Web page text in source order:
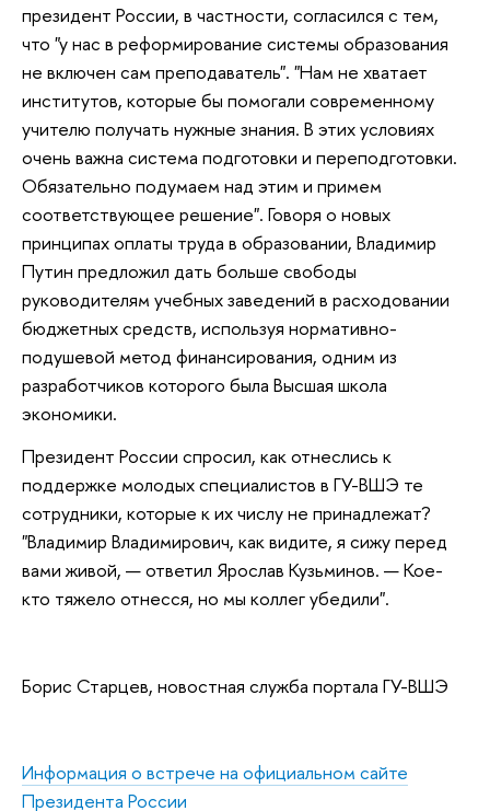
президент России, в частности, согласился с тем,
что "у нас в реформирование системы образования
не включен сам преподаватель". "Нам не хватает
институтов, которые бы помогали современному
учителю получать нужные знания. В этих условиях
очень важна система подготовки и переподготовки.
Обязательно подумаем над этим и примем
соответствующее решение". Говоря о новых
принципах оплаты труда в образовании, Владимир
Путин предложил дать больше свободы
руководителям учебных заведений в расходовании
бюджетных средств, используя нормативно-
подушевой метод финансирования, одним из
разработчиков которого была Высшая школа
экономики.
Президент России спросил, как отнеслись к
поддержке молодых специалистов в ГУ-ВШЭ те
сотрудники, которые к их числу не принадлежат?
"Владимир Владимирович, как видите, я сижу перед
вами живой, — ответил Ярослав Кузьминов. — Кое-
кто тяжело отнесся, но мы коллег убедили".
Борис Старцев, новостная служба портала ГУ-ВШЭ
Информация о встрече на официальном сайте
Президента России